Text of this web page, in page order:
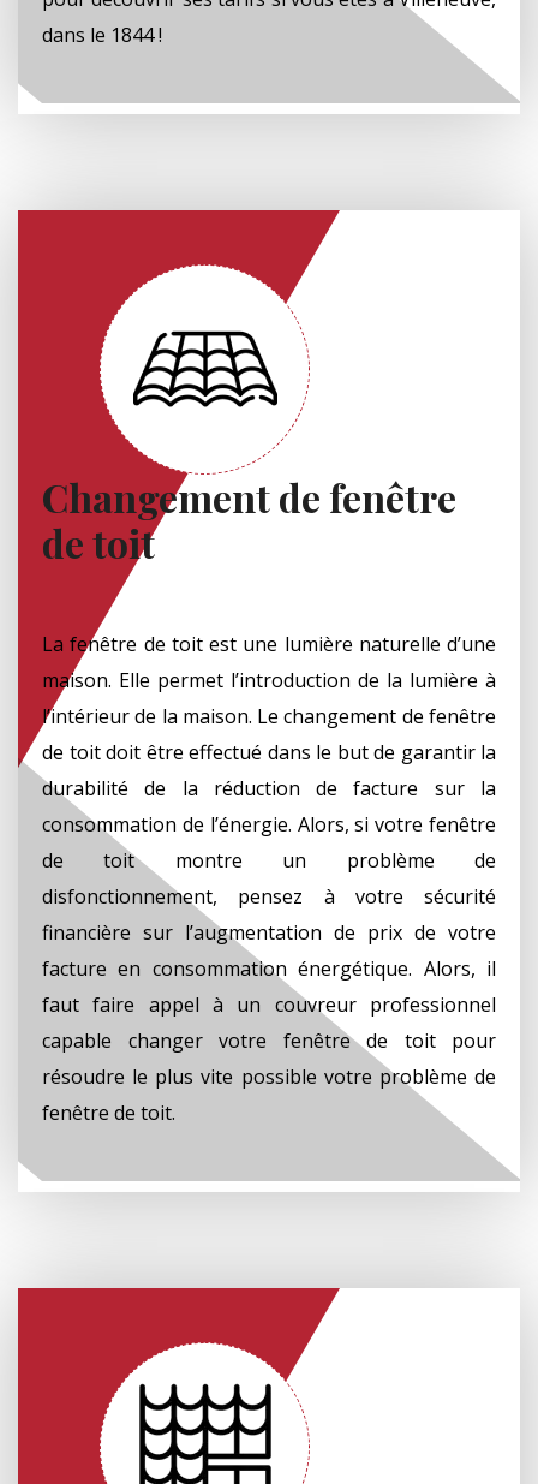
dans le 1844 !
Changement de fenêtre
de toit
La fenêtre de toit est une lumière naturelle d’une
maison. Elle permet l’introduction de la lumière à
l’intérieur de la maison. Le changement de fenêtre
de toit doit être effectué dans le but de garantir la
durabilité de la réduction de facture sur la
consommation de l’énergie. Alors, si votre fenêtre
de toit montre un problème de
disfonctionnement, pensez à votre sécurité
financière sur l’augmentation de prix de votre
facture en consommation énergétique. Alors, il
faut faire appel à un couvreur professionnel
capable changer votre fenêtre de toit pour
résoudre le plus vite possible votre problème de
fenêtre de toit.